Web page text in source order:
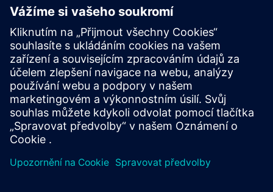
©Siemens2026
Informace o firmě
Oznámení o ochraně osobních údajů
Oznámení o souborech cookie
Podmínky používání